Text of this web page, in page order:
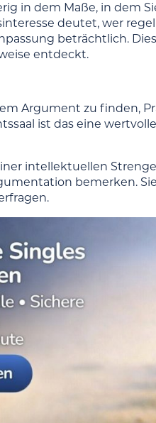
in dem Maße, in dem
deutet, wer
beträchtlich.
entdeckt.
Argument zu finden,
ist das eine
intellektuellen
bemerken.